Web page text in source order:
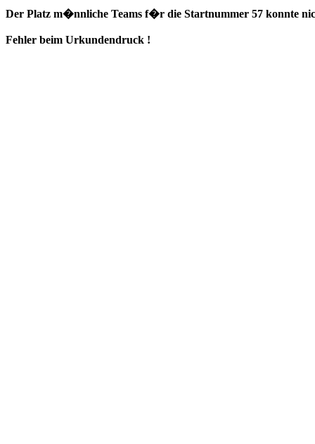
Der Platz m�nnliche Teams f�r die Startnummer 57 konnte
Fehler beim Urkundendruck !